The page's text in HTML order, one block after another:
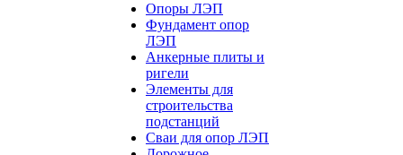
Опоры ЛЭП
Фундамент опор
ЛЭП
Анкерные плиты и
ригели
Элементы для
строительства
подстанций
Сваи для опор ЛЭП